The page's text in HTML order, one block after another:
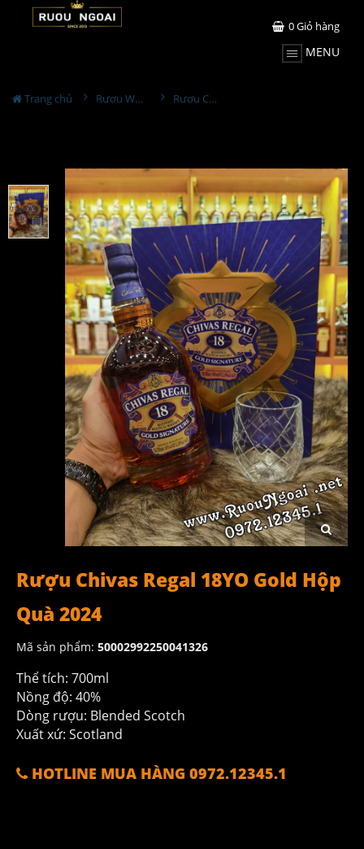
0Giỏ hàng
MENU
Trang chủ Rượu Whisky Rượu Chivas Regal 18YO Gold Hộp Quà 2024
Rượu Chivas Regal 18YO Gold Hộp
Quà 2024
Mã sản phẩm: 50002992250041326
Thể tích: 700ml
Nồng độ: 40%
Dòng rượu: Blended Scotch
Xuất xứ: Scotland
HOTLINE MUA HÀNG 0972.12345.1